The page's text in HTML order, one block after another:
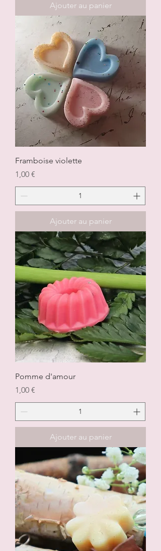
Ajouter au panier
Framboise violette
Prix
1,00 €
Ajouter au panier
Pomme d'amour
Prix
1,00 €
Ajouter au panier